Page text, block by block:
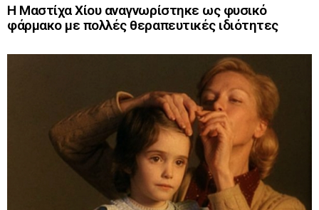
Η Μαστίχα Χίου αναγνωρίστηκε ως φυσικό
φάρμακο με πολλές θεραπευτικές ιδιότητες